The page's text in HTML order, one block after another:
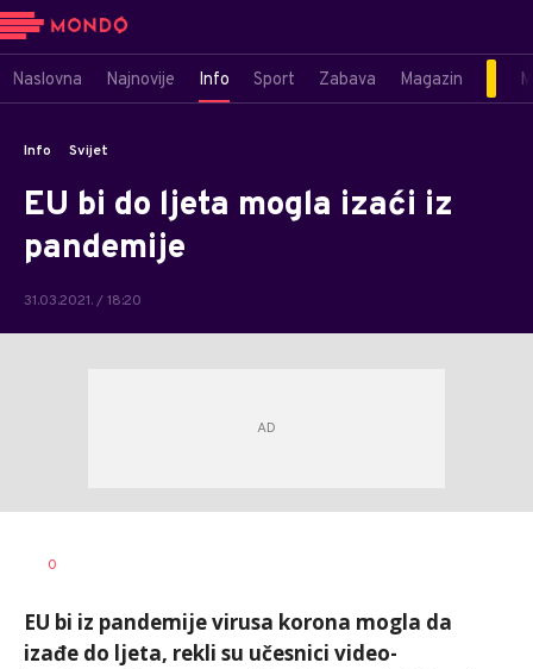
Naslovna Najnovije Info Sport Zabava Magazin
Info Svijet
EU bi do ljeta mogla izaći iz
pandemije
31.03.2021. / 18:20
AUTOR
0
EU bi iz pandemije virusa korona mogla da
izađe do ljeta, rekli su učesnici video-